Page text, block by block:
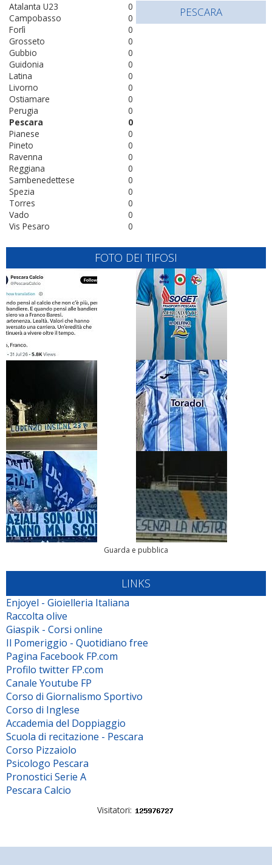
0
Atalanta U23
0
Campobasso
0
Forlì
0
Grosseto
0
Gubbio
0
Guidonia
0
Latina
0
Livorno
0
Ostiamare
0
Perugia
0
Pescara
0
Pianese
0
Pineto
0
Ravenna
0
Reggiana
0
Sambenedettese
0
Spezia
0
Torres
0
Vado
0
Vis Pesaro
PESCARA
FOTO DEI TIFOSI
Guarda e pubblica
LINKS
Enjoyel - Gioielleria Italiana
Raccolta olive
Giaspik - Corsi online
Il Pomeriggio - Quotidiano free
Pagina Facebook FP.com
Profilo twitter FP.com
Canale Youtube FP
Corso di Giornalismo Sportivo
Corso di Inglese
Accademia del Doppiaggio
Scuola di recitazione - Pescara
Corso Pizzaiolo
Psicologo Pescara
Pronostici Serie A
Pescara Calcio
Visitatori: